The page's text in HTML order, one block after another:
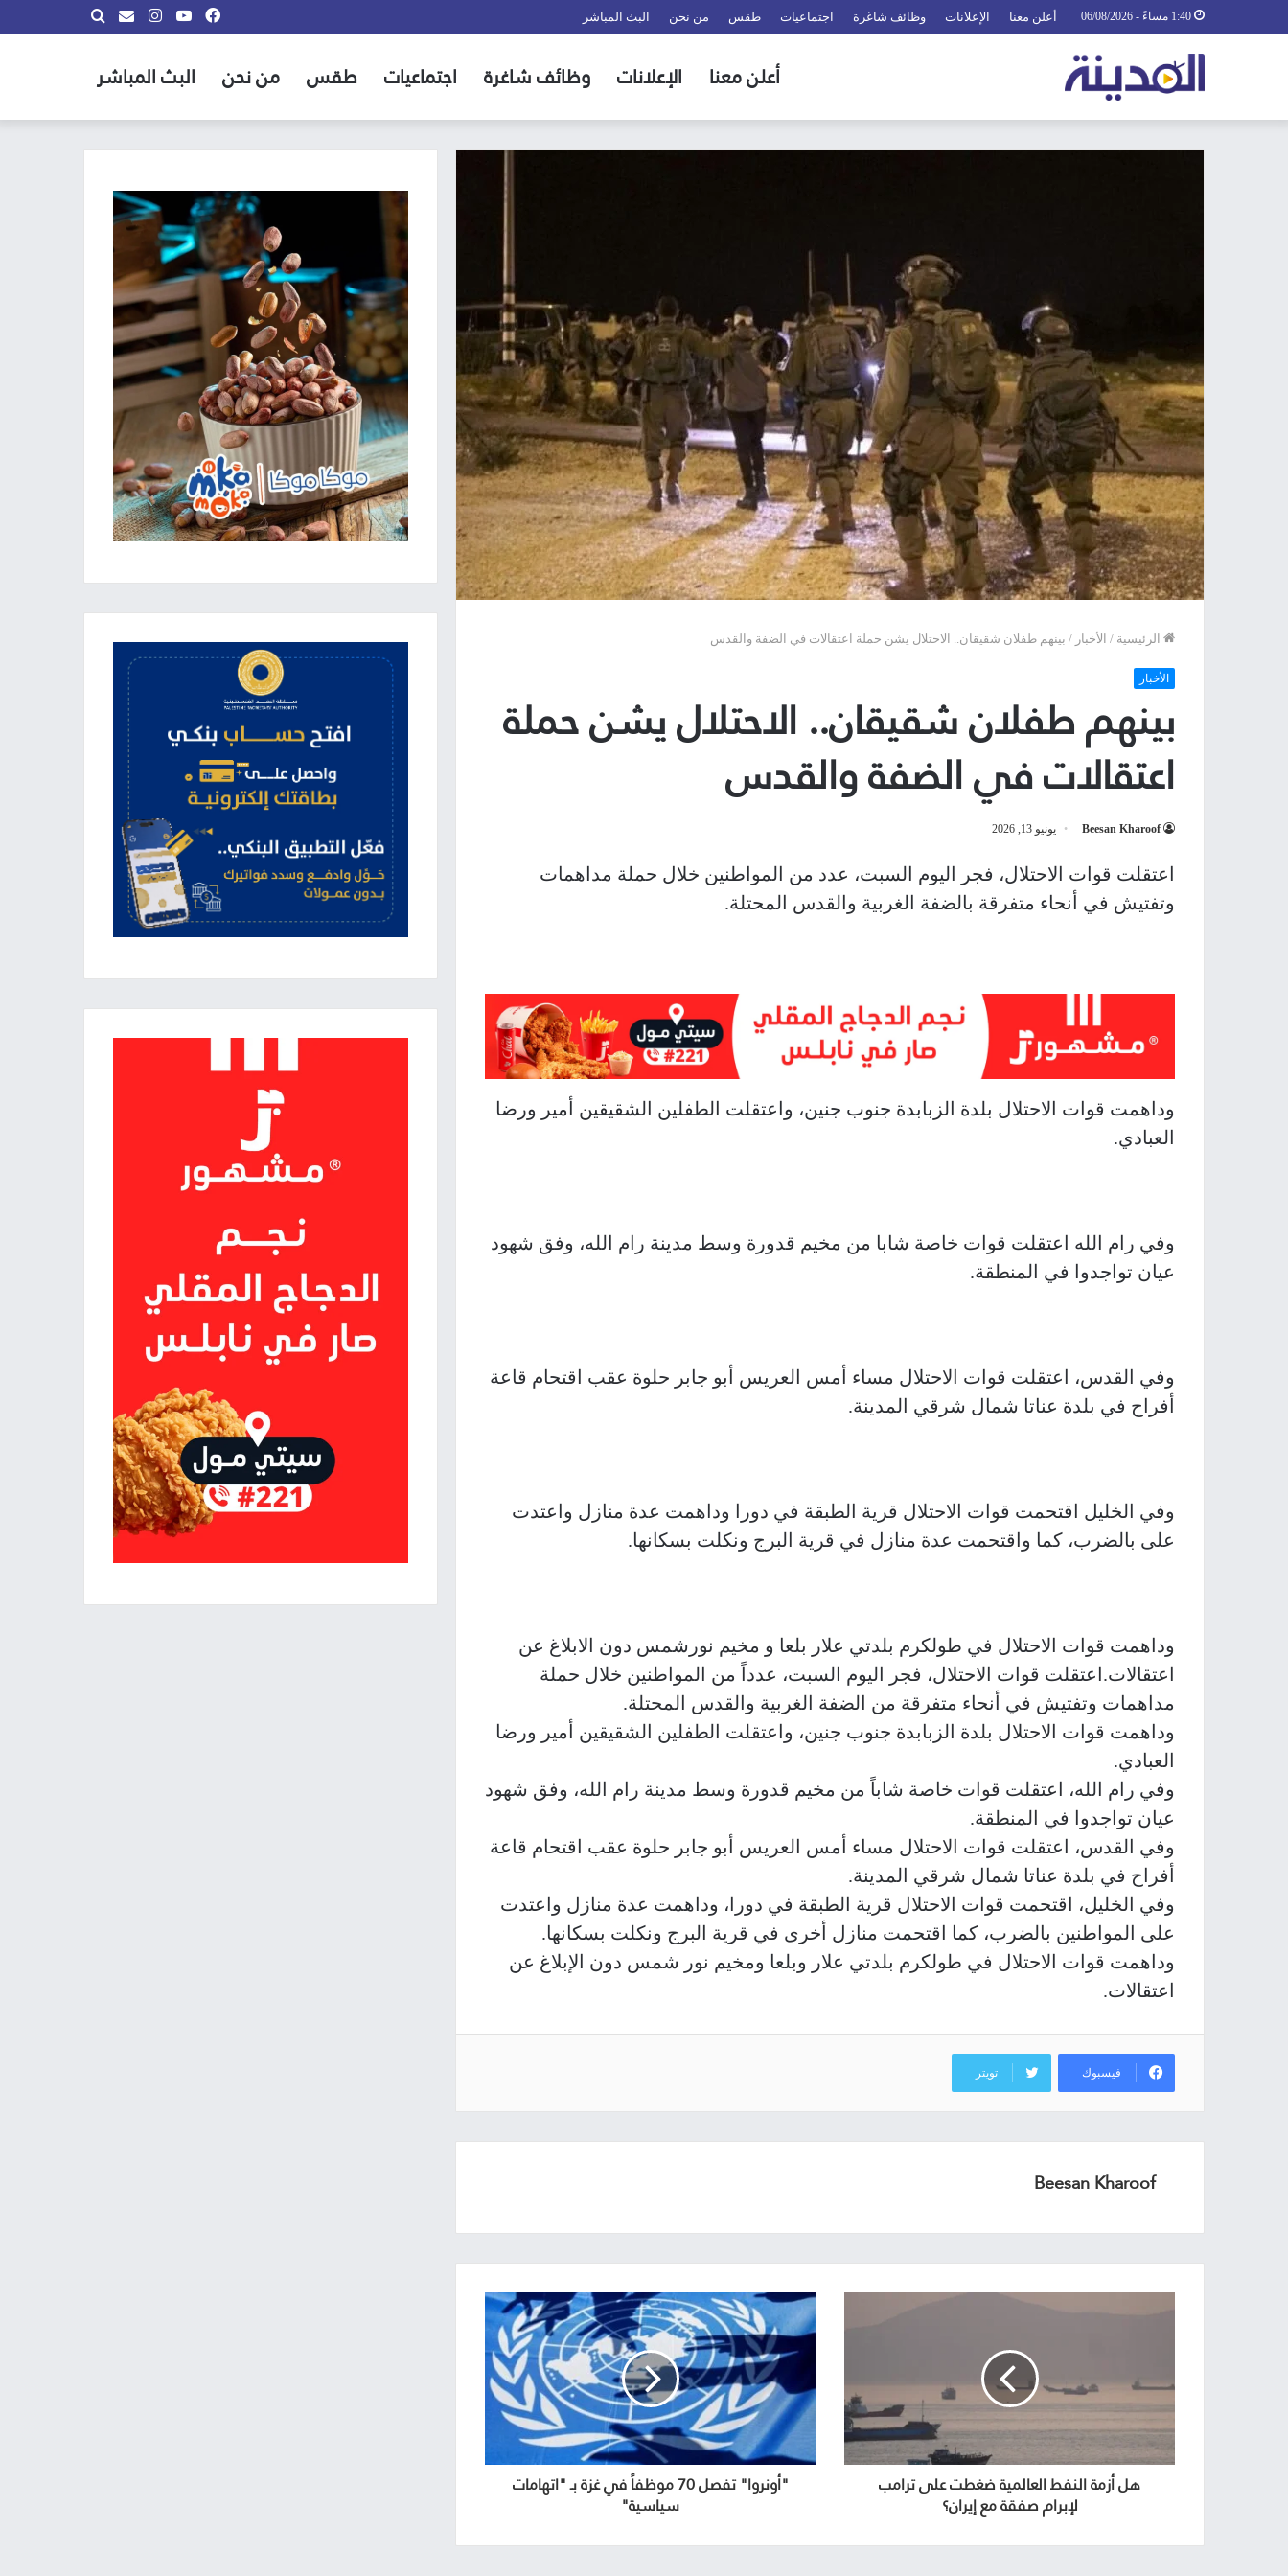
أعلن معنا الإعلانات وظائف شاغرة اجتماعيات طقس من نحن البث المباشر بحث
info@almadina.tvانستقراميوتيوب
فيسبوك
أعلن معنا الإعلانات وظائف شاغرة اجتماعيات طقس من نحن البث المباشر
الرئيسية / الأخبار / بينهم طفلان شقيقان.. الاحتلال يشن حملة اعتقالات في الضفة والقدس
الأخبار
بينهم طفلان شقيقان.. الاحتلال يشن حملة
اعتقالات في الضفة والقدس
Beesan Kharoof يونيو 13, 2026
اعتقلت قوات الاحتلال، فجر اليوم السبت، عدد من المواطنين خلال حملة مداهمات
وتفتيش في أنحاء متفرقة بالضفة الغربية والقدس المحتلة.
وداهمت قوات الاحتلال بلدة الزبابدة جنوب جنين، واعتقلت الطفلين الشقيقين أمير ورضا
العبادي.
وفي رام الله اعتقلت قوات خاصة شابا من مخيم قدورة وسط مدينة رام الله، وفق شهود
عيان تواجدوا في المنطقة.
وفي القدس، اعتقلت قوات الاحتلال مساء أمس العريس أبو جابر حلوة عقب اقتحام قاعة
أفراح في بلدة عناتا شمال شرقي المدينة.
وفي الخليل اقتحمت قوات الاحتلال قرية الطبقة في دورا وداهمت عدة منازل واعتدت
على بالضرب، كما واقتحمت عدة منازل في قرية البرج ونكلت بسكانها.
وداهمت قوات الاحتلال في طولكرم بلدتي علار بلعا و مخيم نورشمس دون الابلاغ عن
اعتقالات.اعتقلت قوات الاحتلال، فجر اليوم السبت، عدداً من المواطنين خلال حملة
مداهمات وتفتيش في أنحاء متفرقة من الضفة الغربية والقدس المحتلة.
​وداهمت قوات الاحتلال بلدة الزبابدة جنوب جنين، واعتقلت الطفلين الشقيقين أمير ورضا
العبادي.
​وفي رام الله، اعتقلت قوات خاصة شاباً من مخيم قدورة وسط مدينة رام الله، وفق شهود
عيان تواجدوا في المنطقة.
​وفي القدس، اعتقلت قوات الاحتلال مساء أمس العريس أبو جابر حلوة عقب اقتحام قاعة
أفراح في بلدة عناتا شمال شرقي المدينة.
​وفي الخليل، اقتحمت قوات الاحتلال قرية الطبقة في دورا، وداهمت عدة منازل واعتدت
على المواطنين بالضرب، كما اقتحمت منازل أخرى في قرية البرج ونكلت بسكانها.
​وداهمت قوات الاحتلال في طولكرم بلدتي علار وبلعا ومخيم نور شمس دون الإبلاغ عن
اعتقالات.
فيسبوك تويتر
Beesan Kharoof
هل أزمة النفط العالمية ضغطت على ترامب
لإبرام صفقة مع إيران؟
​"أونروا" تفصل 70 موظفاً في غزة بـ "اتهامات
سياسية"